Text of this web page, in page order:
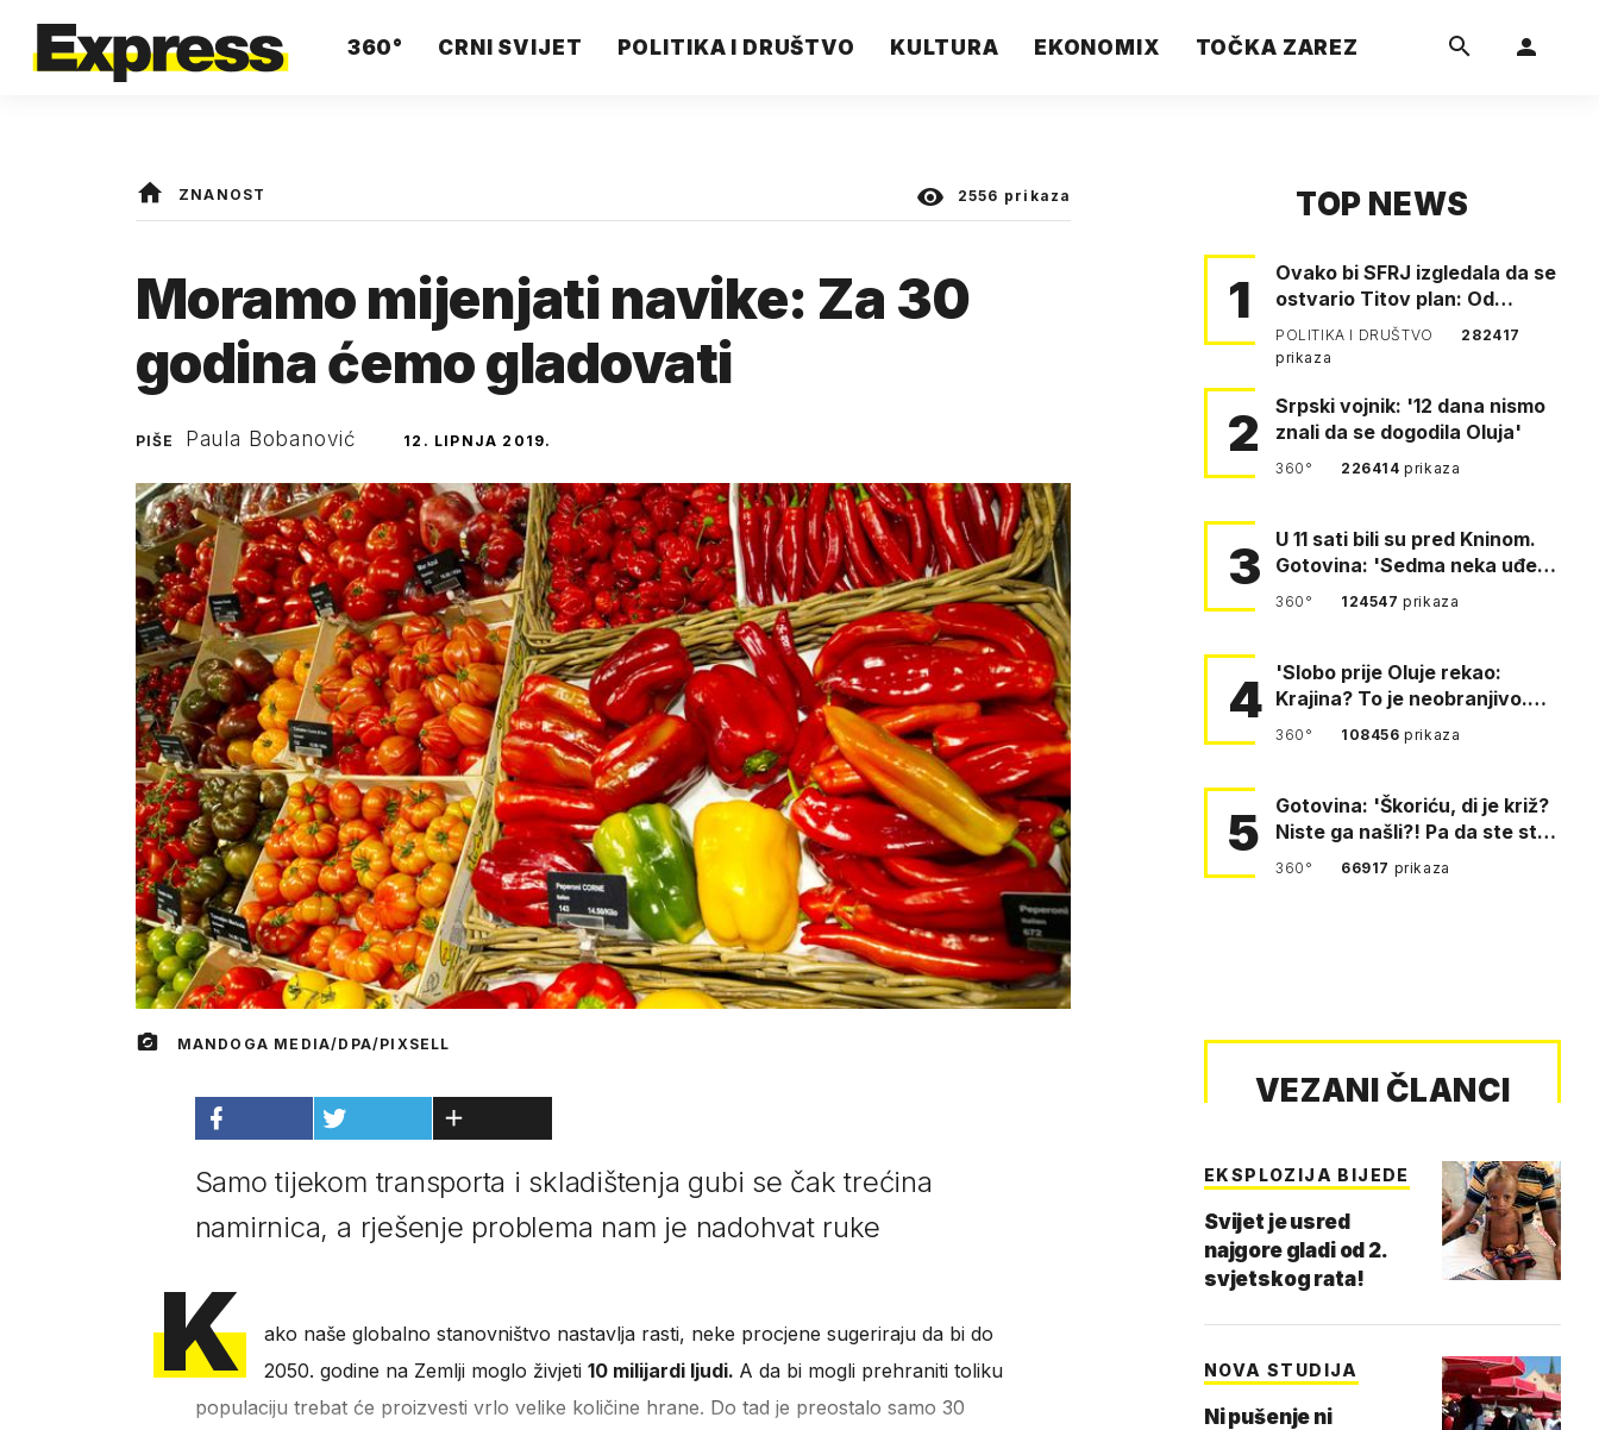
360° CRNI SVIJET POLITIKA I DRUŠTVO KULTURA EKONOMIX TOČKA ZAREZ
ZNANOST 2556 prikaza
Moramo mijenjati navike: Za 30
godina ćemo gladovati
PIŠE Paula Bobanović 12. LIPNJA 2019.
MANDOGA MEDIA/DPA/PIXSELL
Samo tijekom transporta i skladištenja gubi se čak trećina
namirnica, a rješenje problema nam je nadohvat ruke
K
ako naše globalno stanovništvo nastavlja rasti, neke procjene sugeriraju da bi do
2050. godine na Zemlji moglo živjeti 10 milijardi ljudi. A da bi mogli prehraniti toliku
populaciju trebat će proizvesti vrlo velike količine hrane. Do tad je preostalo samo 30
TOP NEWS
1
Ovako bi SFRJ izgledala da se
ostvario Titov plan: Od
Klagenfurta do Istanbula!
POLITIKA I DRUŠTVO
282417
prikaza
2
Srpski vojnik: '12 dana nismo
znali da se dogodila Oluja'
360° 226414prikaza
3
U 11 sati bili su pred Kninom.
Gotovina: 'Sedma neka uđe,
4. gardijska neka g…
360° 124547prikaza
4
'Slobo prije Oluje rekao:
Krajina? To je neobranjivo.
Tuđmana zvao Krivousti'
360° 108456prikaza
5
Gotovina: 'Škoriću, di je križ?
Niste ga našli?! Pa da ste stali
i pitali fratr…
360° 66917 prikaza
VEZANI ČLANCI
EKSPLOZIJA BIJEDE
Svijet je usred
najgore gladi od 2.
svjetskog rata!
NOVA STUDIJA
Ni pušenje ni